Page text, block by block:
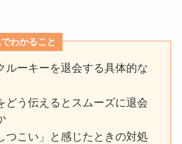
わかること
ルーキーを退会する具体的な
どう伝えるとスムーズに退会
つこい」と感じたときの対処